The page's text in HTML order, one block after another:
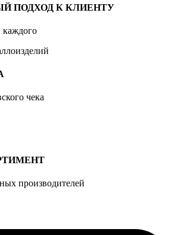
ПОДХОД К КЛИЕНТУ
чека
производителей